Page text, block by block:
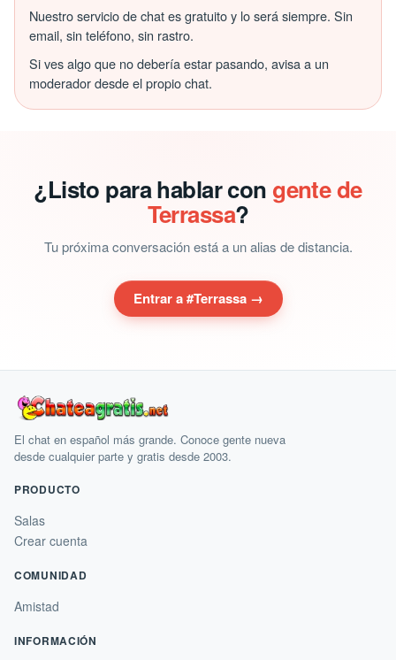
Nuestro servicio de chat es gratuito y lo será siempre. Sin
email, sin teléfono, sin rastro.
Si ves algo que no debería estar pasando, avisa a un
moderador desde el propio chat.
¿Listo para hablar con gente de
Terrassa?
Tu próxima conversación está a un alias de distancia.
Entrar a #Terrassa →
El chat en español más grande. Conoce gente nueva
desde cualquier parte y gratis desde 2003.
PRODUCTO
Salas
Crear cuenta
COMUNIDAD
Amistad
INFORMACIÓN